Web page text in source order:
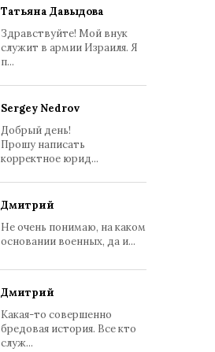
Татьяна Давыдова
Здравствуйте! Мой внук
служит в армии Израиля. Я
п...
Sergey Nedrov
Добрый день!
Прошу написать
корректное юрид...
Дмитрий
Не очень понимаю, на каком
основании военных, да и...
Дмитрий
Какая-то совершенно
бредовая история. Все кто
служ...